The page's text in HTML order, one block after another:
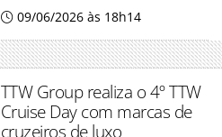
09/06/2026 às 18h14
TTW Group realiza o 4º TTW
Cruise Day com marcas de
cruzeiros de luxo